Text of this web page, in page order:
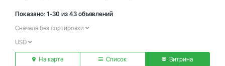
Показано: 1-30 из 43 объявлений
Сначала без сортировки
USD
На карте Список Витрина